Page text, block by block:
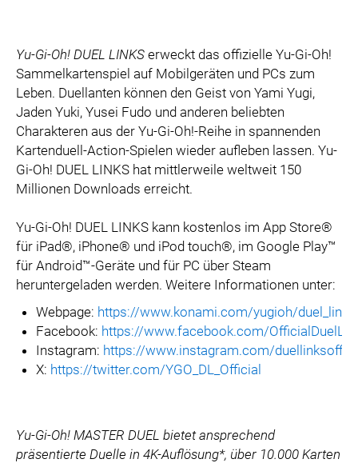
Yu-Gi-Oh! DUEL LINKS erweckt das offizielle Yu-Gi-Oh!
Sammelkartenspiel auf Mobilgeräten und PCs zum
Leben. Duellanten können den Geist von Yami Yugi,
Jaden Yuki, Yusei Fudo und anderen beliebten
Charakteren aus der Yu-Gi-Oh!-Reihe in spannenden
Kartenduell-Action-Spielen wieder aufleben lassen. Yu-
Gi-Oh! DUEL LINKS hat mittlerweile weltweit 150
Millionen Downloads erreicht.
Yu-Gi-Oh! DUEL LINKS kann kostenlos im App Store®
für iPad®, iPhone® und iPod touch®, im Google Play™
für Android™-Geräte und für PC über Steam
heruntergeladen werden. Weitere Informationen unter:
Webpage: https://www.konami.com/yugioh/
Facebook: https://www.facebook.com/
Instagram: https://www.instagram.com/
X: https://twitter.com/YGO_DL_Official
Yu-Gi-Oh! MASTER DUEL bietet ansprechend
präsentierte Duelle in 4K-Auflösung*, über 10.000 Karten